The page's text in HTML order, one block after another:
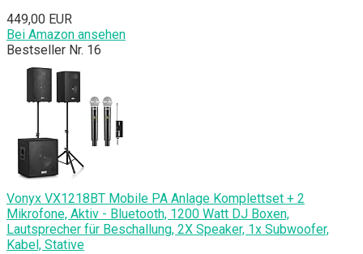
449,00 EUR
Bei Amazon ansehen
Bestseller Nr. 16
Vonyx VX1218BT Mobile PA Anlage Komplettset + 2
Mikrofone, Aktiv - Bluetooth, 1200 Watt DJ Boxen,
Lautsprecher für Beschallung, 2X Speaker, 1x Subwoofer,
Kabel, Stative